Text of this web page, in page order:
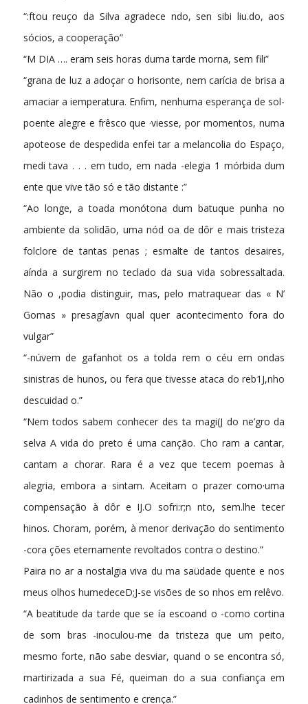
“:ftou reuço da Silva agradece ndo, sen­ sibi liu.do, aos
sócios, a cooperação”
“M DIA …. eram seis horas duma tarde morna, sem fili­”
“grana de luz a adoçar o horisonte, nem carícia de brisa a
amaciar a iemperatura. Enfim, nenhuma esperança de sol-
poente alegre e frêsco que ·viesse, por momentos, numa
apoteose de despedida enfei­ tar a melancolia do Espaço,
medi­ tava . . . em tudo, em nada -elegia 1 mórbida dum
ente que vive tão só e tão distante :”
“Ao longe, a toada monótona dum batuque punha no
ambiente da solidão, uma nód oa de dôr e mais tristeza
folclore de tantas penas ; esmalte de tantos desaires,
aínda a surgirem no teclado da sua vida sobressaltada.
Não o ,podia distinguir, mas, pelo matraquear das « N’
Gomas » presagíavn qual­ quer acontecimento fora do
vulgar”
“-núvem de gafanhot os a tolda­ rem o céu em ondas
sinistras de hunos, ou fera que tivesse ataca­ do reb1J,nho
descuidad o.”
“Nem todos sabem conhecer des­ ta magi(J do ne’gro da
selva A vida do preto é uma canção. Cho­ ram a cantar,
cantam a chorar. Rara é a vez que tecem poemas à
alegria, embora a sintam. Aceitam o prazer como·uma
compensação à dôr e IJ.O sofri:r;n nto, sem.lhe tecer
hinos. Choram, porém, à menor derivação do sentimento
-cora­ ções eternamente revoltados contra o destino.”
Paira no ar a nostalgia viva du­ ma saüdade quente e nos
meus olhos humedeceD;J-se visões de so­ nhos em relêvo.
“A beatitude da tarde que se ía escoand o -como cortina
de som­ bras -inoculou-me da tristeza que um peito,
mesmo forte, não sabe desviar, quand o se encontra só,
martirizada a sua Fé, queiman­ do a sua confiança em
cadinhos de sentimento e crença.”